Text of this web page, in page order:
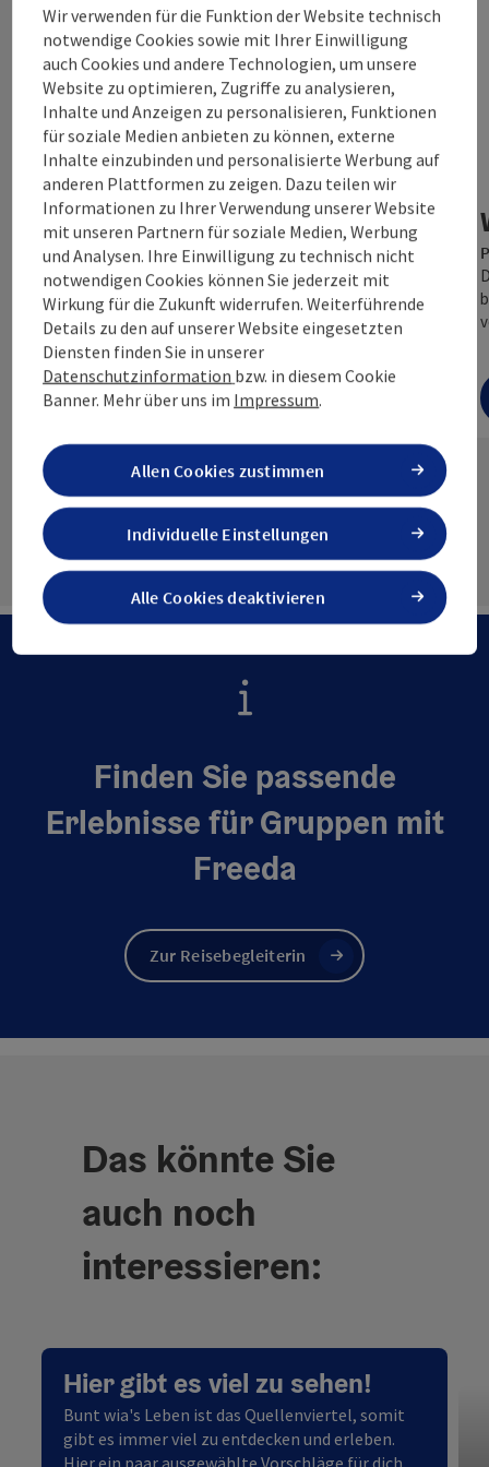
Spa Resort Geinberg
Geinberg
Im INNVIERTEL wartet das ideale Ausflugsziel für
jede Jahreszeit auf euch! Eure Auszeit vom Alltag –
variantenreich und wetterunabhängig.…
Finden Sie passende
Erlebnisse für Gruppen mit
Freeda
Zur Reisebegleiterin
Das könnte Sie
auch noch
interessieren:
Hier gibt es viel zu sehen!
Bunt wia's Leben ist das Quellenviertel, somit
gibt es immer viel zu entdecken und erleben.
Wir verwenden für die Funktion der Website technisch
notwendige Cookies sowie mit Ihrer Einwilligung
auch Cookies und andere Technologien, um unsere
Website zu optimieren, Zugriffe zu analysieren,
Inhalte und Anzeigen zu personalisieren, Funktionen
für soziale Medien anbieten zu können, externe
Inhalte einzubinden und personalisierte Werbung auf
anderen Plattformen zu zeigen. Dazu teilen wir
Informationen zu Ihrer Verwendung unserer Website
mit unseren Partnern für soziale Medien, Werbung
und Analysen. Ihre Einwilligung zu technisch nicht
notwendigen Cookies können Sie jederzeit mit
Wirkung für die Zukunft widerrufen. Weiterführende
Details zu den auf unserer Website eingesetzten
Diensten finden Sie in unserer
Datenschutzinformation bzw. in diesem Cookie
Banner. Mehr über uns im Impressum.
Alle Cookies deaktivieren
Individuelle Einstellungen
Allen Cookies zustimmen